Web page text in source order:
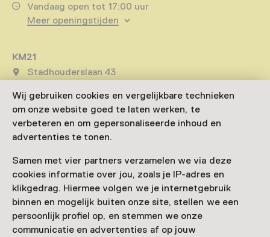
Wij gebruiken cookies en vergelijkbare technieken
om onze website goed te laten werken, te
verbeteren en om gepersonaliseerde inhoud en
advertenties te tonen.
Samen met vier partners verzamelen we via deze
cookies informatie over jou, zoals je IP-adres en
klikgedrag. Hiermee volgen we je internetgebruik
binnen en mogelijk buiten onze site, stellen we een
persoonlijk profiel op, en stemmen we onze
communicatie en advertenties af op jouw
Vandaag open tot 17:00 uur
Meer openingstijden
KM21
Stadhouderslaan 43
Route plannenOpent in een nieuw tabblad
070 - 33 81 133
Vandaag open tot 17:00 uur
Fotomuseum Den Haag
Stadhouderslaan 43
2517 HV Den Haag
Route plannenOpent in een nieuw tabblad